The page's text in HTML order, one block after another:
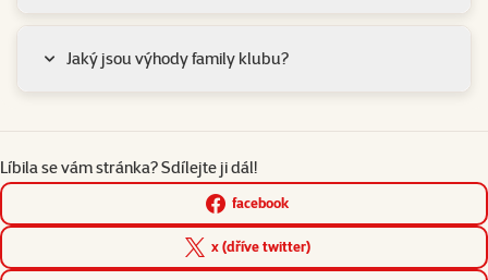
Jaký jsou výhody family klubu?
Líbila se vám stránka? Sdílejte ji dál!
facebook
x (dříve twitter)